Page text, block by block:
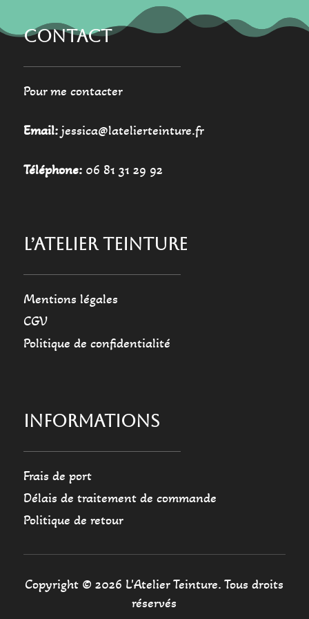
produit
CONTACT
Pour me contacter
Email:jessica@latelierteinture.fr
Téléphone:06 81 31 29 92
L’ATELIER TEINTURE
Mentions légales
CGV
Politique de confidentialité
INFORMATIONS
Frais de port
Délais de traitement de commande
Politique de retour
Copyright © 2026 L'Atelier Teinture. Tous droits
réservés